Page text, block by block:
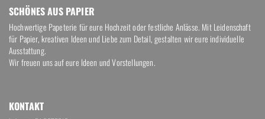
SCHÖ­NES AUS PA­PIER
Hochwertige Papeterie für eure Hochzeit oder festliche Anlässe. Mit Leidenschaft
für Papier, kreativen Ideen und Liebe zum Detail, gestalten wir eure individuelle
Ausstattung.
Wir freuen uns auf eure Ideen und Vorstellungen.
KON­TAKT